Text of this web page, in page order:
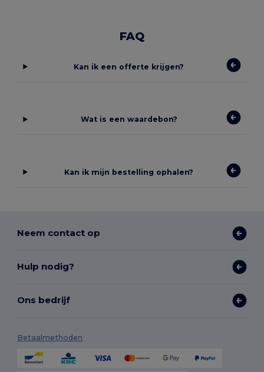
FAQ
Kan ik een offerte krijgen?
Wat is een waardebon?
Kan ik mijn bestelling ophalen?
Neem contact op
Hulp nodig?
Ons bedrijf
Betaalmethoden